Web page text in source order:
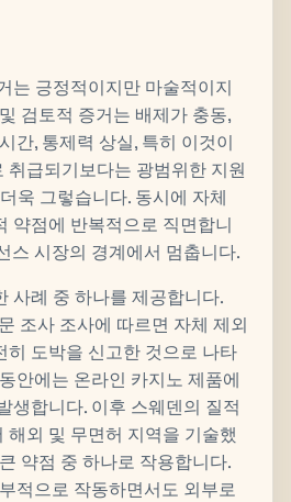
는 긍정적이지만 마술적이지
검토적 증거는 배제가 충동,
간, 통제력 상실, 특히 이것이
취급되기보다는 광범위한 지원
욱 그렇습니다. 동시에 자체
약점에 반복적으로 직면합니
스 시장의 경계에서 멈춥니다.
사례 중 하나를 제공합니다.
조사 조사에 따르면 자체 제외
히 도박을 신고한 것으로 나타
안에는 온라인 카지노 제품에
생합니다. 이후 스웨덴의 질적
해외 및 무면허 지역을 기술했
약점 중 하나로 작용합니다.
적으로 작동하면서도 외부로